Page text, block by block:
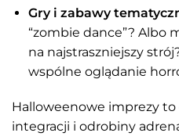
Gry i zabawy
“zombie dance”? Albo
na najstraszniejszy
wspólne oglądanie
Halloweenowe imprezy to
integracji i odrobiny